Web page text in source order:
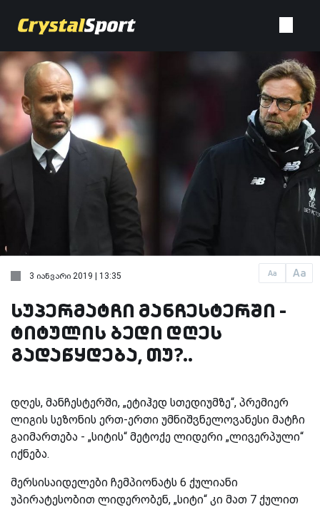
Aa Aa
3 იანვარი 2019 | 13:35
სუპერმატჩი მანჩესტერში -
ტიტულის ბედი დღეს
გადაწყდება, თუ?..
დღეს, მანჩესტერში, „ეტიჰედ სთედიუმზე“, პრემიერ
ლიგის სეზონის ერთ-ერთი უმნიშვნელოვანესი მატჩი
გაიმართება - „სიტის“ მეტოქე ლიდერი „ლივერპული“
იქნება.
მერსისაიდელები ჩემპიონატს 6 ქულიანი
უპირატესობით ლიდერობენ, „სიტი“ კი მათ 7 ქულით